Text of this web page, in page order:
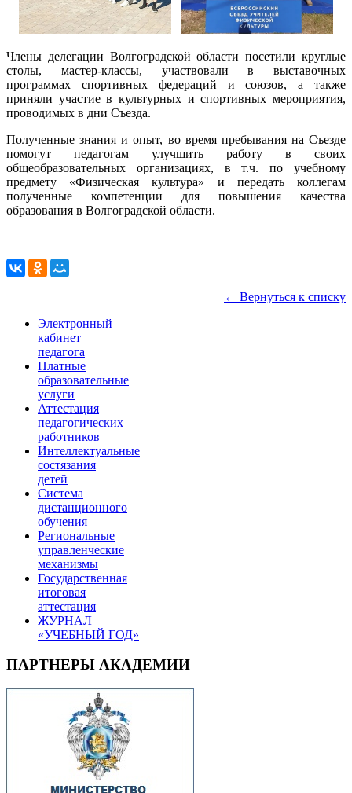
Члены делегации Волгоградской области посетили круглые
столы, мастер-классы, участвовали в выставочных
программах спортивных федераций и союзов, а также
приняли участие в культурных и спортивных мероприятия,
проводимых в дни Съезда.
Полученные знания и опыт, во время пребывания на Съезде
помогут педагогам улучшить работу в своих
общеобразовательных организациях, в т.ч. по учебному
предмету «Физическая культура» и передать коллегам
полученные компетенции для повышения качества
образования в Волгоградской области.
← Вернуться к списку
Электронный
кабинет
педагога
Платные
образовательные
услуги
Аттестация
педагогических
работников
Интеллектуальные
состязания
детей
Система
дистанционного
обучения
Региональные
управленческие
механизмы
Государственная
итоговая
аттестация
ЖУРНАЛ
«УЧЕБНЫЙ ГОД»
ПАРТНЕРЫ АКАДЕМИИ